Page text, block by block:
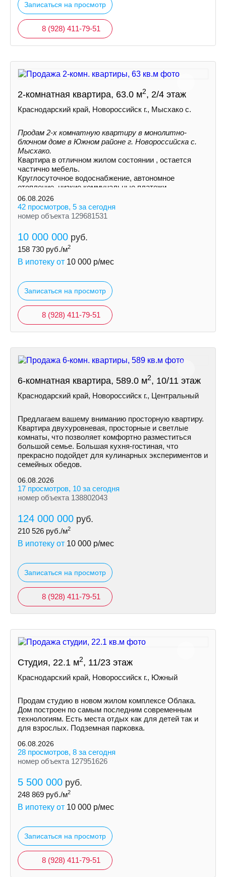
Записаться на просмотр
8 (928) 411-79-51
2-комнатная квартира, 63.0 м2, 2/4 этаж
Краснодарский край, Новороссийск г., Мысхако с.
Продам 2-х комнатную квартиру в монолитно-
блочном доме в Южном районе г. Новороссийска с.
Мысхако.
Квартира в отличном жилом состоянии , остается
частично мебель.
Круглосуточное водоснабжение, автономное
отопление, низкие коммунальные платежи.
06.08.2026
42 просмотров, 5 за сегодня
номер объекта 129681531
10 000 000 руб.
158 730 руб./м2
В ипотеку от 10 000 р/мес
Записаться на просмотр
8 (928) 411-79-51
6-комнатная квартира, 589.0 м2, 10/11 этаж
Краснодарский край, Новороссийск г., Центральный
Предлагаем вашему вниманию просторную квартиру.
Квартира двухуровневая, просторные и светлые
комнаты, что позволяет комфортно разместиться
большой семье. Большая кухня-гостиная, что
прекрасно подойдет для кулинарных экспериментов и
семейных обедов.
06.08.2026
17 просмотров, 10 за сегодня
номер объекта 138802043
124 000 000 руб.
210 526 руб./м2
В ипотеку от 10 000 р/мес
Записаться на просмотр
8 (928) 411-79-51
Студия, 22.1 м2, 11/23 этаж
Краснодарский край, Новороссийск г., Южный
Продам студию в новом жилом комплексе Облака.
Дом построен по самым последним современным
технологиям. Есть места отдых как для детей так и
для взрослых. Подземная парковка.
06.08.2026
28 просмотров, 8 за сегодня
номер объекта 127951626
5 500 000 руб.
248 869 руб./м2
В ипотеку от 10 000 р/мес
Записаться на просмотр
8 (928) 411-79-51